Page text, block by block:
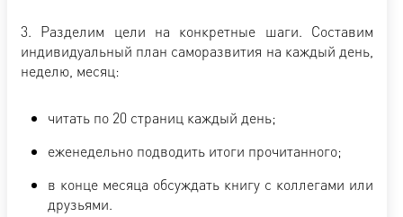
3. Разделим цели на конкретные шаги. Составим
индивидуальный план саморазвития на каждый день,
неделю, месяц:
читать по 20 страниц каждый день;
еженедельно подводить итоги прочитанного;
в конце месяца обсуждать книгу с коллегами или
друзьями.